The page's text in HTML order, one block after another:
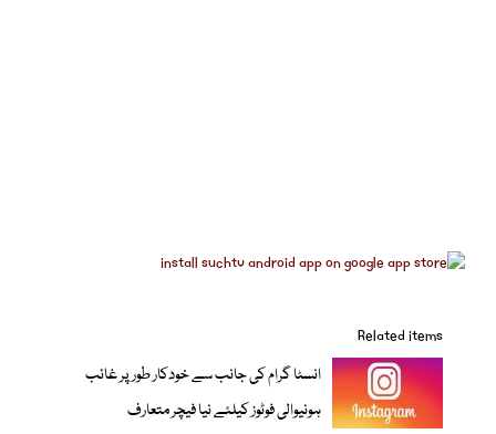
Related items
انسٹا گرام کی جانب سے خودکار طور پر غائب
ہونیوالی فوٹوز کیلئے نیا فیچر متعارف